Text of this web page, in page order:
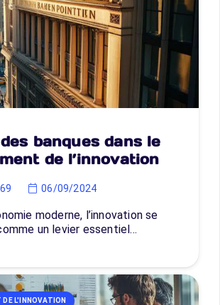
banques dans le
de l’innovation
06/09/2024
moderne, l’innovation se
un levier essentiel…
DE L'INNOVATION